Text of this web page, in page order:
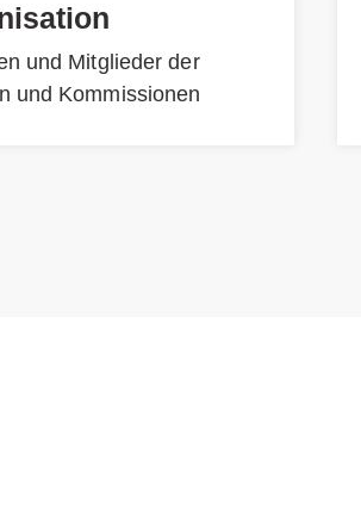
und Mitglieder der
und Kommissionen